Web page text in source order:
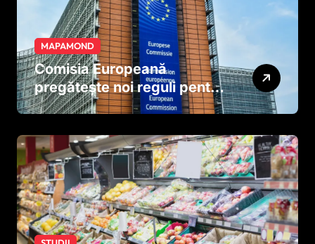
MAPAMOND
Comisia Europeană
pregătește noi reguli pentru
tutun și țigările electronice